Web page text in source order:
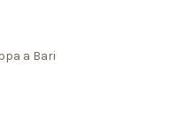
a Bari